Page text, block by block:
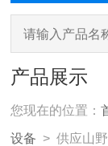
产品展示
您现在的位置：
设备 > 供应山